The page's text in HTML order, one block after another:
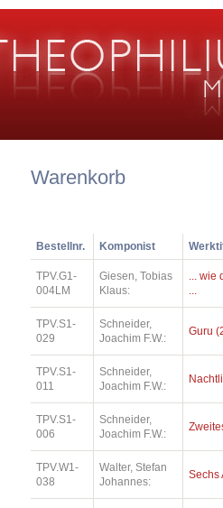
Warenkorb
Bestellnr. Komponist
TPV.G1-
004LM
Giesen, Tobias
Klaus:
... wie
...
TPV.S1-
029
Schneider,
Joachim F.W.:
Guru
TPV.S1-
011
Schneider,
Joachim F.W.:
TPV.S1-
006
Schneider,
Joachim F.W.:
TPV.W1-
038
Walter, Stefan
Johannes:
Sechs